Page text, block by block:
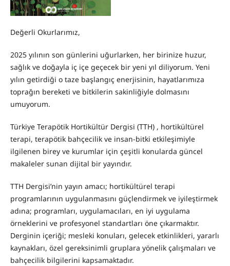
Değerli Okurlarımız,
2025 yılının son günlerini uğurlarken, her birinize huzur,
sağlık ve doğayla iç içe geçecek bir yeni yıl diliyorum. Yeni
yılın getirdiği o taze başlangıç enerjisinin, hayatlarımıza
toprağın bereketi ve bitkilerin sakinliğiyle dolmasını
umuyorum.
Türkiye Terapötik Hortikültür Dergisi (TTH) , hortikültürel
terapi, terapötik bahçecilik ve insan-bitki etkileşimiyle
ilgilenen birey ve kurumlar için çeşitli konularda güncel
makaleler sunan dijital bir yayındır.
TTH Dergisi’nin yayın amacı; hortikültürel terapi
programlarının uygulanmasını güçlendirmek ve iyileştirmek
adına; programları, uygulamacıları, en iyi uygulama
örneklerini ve profesyonel standartları öne çıkarmaktır.
Derginin içeriği; mesleki konuları, gelecek etkinlikleri, yararlı
kaynakları, özel gereksinimli gruplara yönelik çalışmaları ve
bahçecilik bilgilerini kapsamaktadır.